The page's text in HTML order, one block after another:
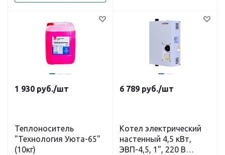
1 930 руб./шт
Теплоноситель
"Технология Уюта-65"
(10кг)
6 789 руб./шт
Котел электрический
настенный 4,5 кВт,
ЭВП-4,5, 1", 220 В